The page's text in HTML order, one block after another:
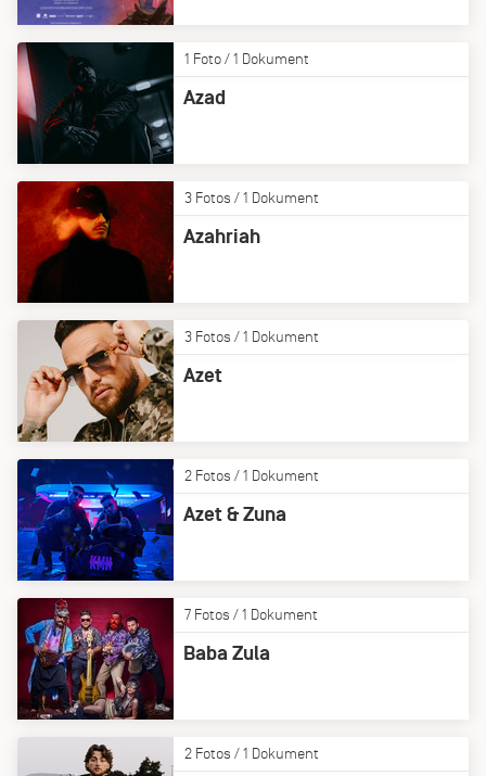
1 Foto / 1 Dokument
Azad
3 Fotos / 1 Dokument
Azahriah
3 Fotos / 1 Dokument
Azet
2 Fotos / 1 Dokument
Azet & Zuna
7 Fotos / 1 Dokument
Baba Zula
2 Fotos / 1 Dokument